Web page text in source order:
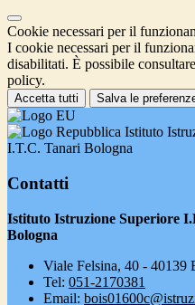
Cookie necessari per il
I cookie necessari per il
disabilitati. È possibile
policy.
Accetta tutti Salva le
Istituto
I.T.C. Tanari Bologna
Contatti
Istituto Istruzione Superiore
Bologna
Viale Felsina, 40 - 40139
Tel: 051-2170381
Email: